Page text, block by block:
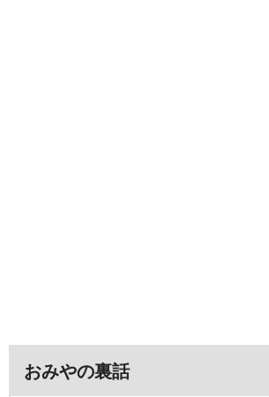
おみやの裏話